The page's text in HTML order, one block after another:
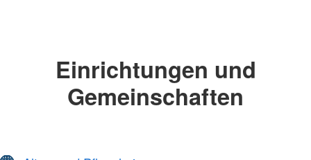
Einrichtungen und
Gemeinschaften